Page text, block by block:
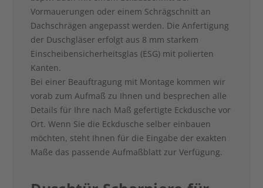
Vormauerungen oder einem Schrägschnitt an
Dachschrägen angepasst werden. Die Anfertigung
der Duschgläser erfolgt aus 8 mm starkem
Einscheibensicherheitsglas (ESG) mit polierten
Kanten.
Bei einer Beauftragung mit Montage kommen wir
vorab zum Aufmaß zu Ihnen und besprechen alle
Details für Ihre nach Maß gefertigte Eckdusche vor
Ort. Wenn Sie die Eckdusche selber einbauen
möchten, steht Ihnen für die Eingabe der exakten
Maße das passende Aufmaßblatt zur Verfügung.